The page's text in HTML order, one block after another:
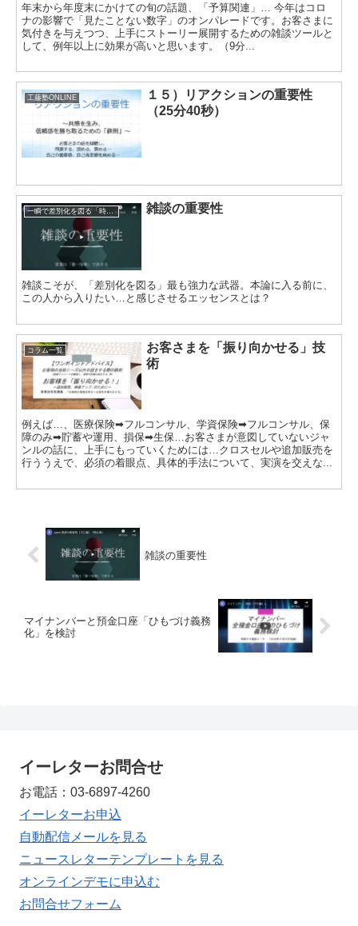
年末から年度末にかけての旬の話題、「予算関連」… 今年はコロ
ナの影響で「見たことない数字」のオンパレードです。お客さまに
気付きを与えつつ、上手にストーリー展開するための雑談ツールと
して、例年以上に効果が高いと思います。（9分...
工藤塾ONLINE
１５）リアクションの重要性
（25分40秒）
一瞬で差別化を図る「時事ネタトーク」 雑談の重要性
雑談こそが、「差別化を図る」最も強力な武器。本論に入る前に、
この人から入りたい…と感じさせるエッセンスとは？
コラム一覧
お客さまを「振り向かせる」技
術
例えば…、医療保険➡フルコンサル、学資保険➡フルコンサル、保
障のみ➡貯蓄や運用、損保➡生保…お客さまが意図していないジャ
ンルの話に、上手にもっていくためには…クロスセルや追加販売を
行ううえで、必須の着眼点、具体的手法について、実演を交えな...
雑談の重要性
マイナンバーと預金口座「ひもづけ義務
化」を検討
イーレターお問合せ
お電話：03-6897-4260
イーレターお申込
自動配信メールを見る
ニュースレターテンプレートを見る
オンラインデモに申込む
お問合せフォーム